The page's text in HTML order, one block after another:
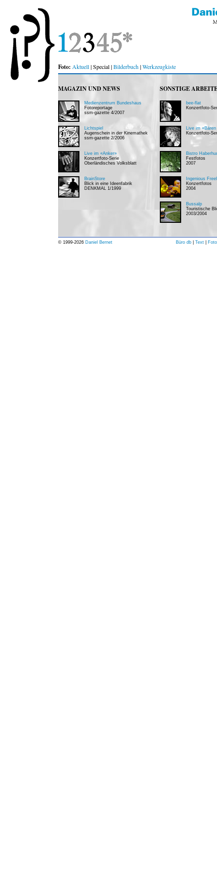
Foto: Aktuell| Special |Bilderbuch|Werkzeugkiste
MAGAZIN UND NEWS
Medienzentrum Bundeshaus
Fotoreportage
ssm-gazette 4/2007
Lichtspiel
Augenschein in der Kinemathek
ssm-gazette 2/2006
Live im «Anker»
Konzertfoto-Serie
Oberländisches Volksblatt
BrainStore
Blick in eine Ideenfabrik
DENKMAL 1/1999
SONSTIGE
bee-flat
Konzertfoto-
Live im
Konzertfoto-
Bistro
Festfotos
2007
Ingenious
Konzertfotos
2004
Bussalp
Touristische
2003/2004
© 1999-2026 Daniel Bernet Büro db Text Foto